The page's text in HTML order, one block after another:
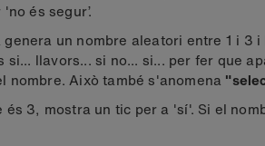
és segur’.
genera un nombre aleatori entre 1 i 3
si... llavors... si no... si... per fer que
nombre. Això també s'anomena
és 3, mostra un tic per a 'sí'. Si el